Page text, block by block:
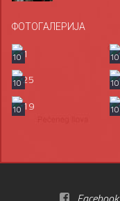
ФОТОГАЛЕРИЈА
10 10
10
10
10
10